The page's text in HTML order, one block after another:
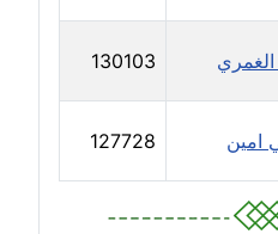
الغمري 130103
امين 127728